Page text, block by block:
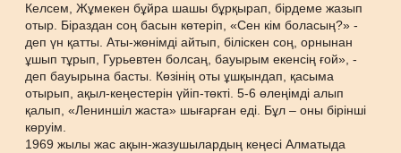
Келсем, Жұмекен бұйра шашы бұрқырап, бірдеме жазып
отыр. Біраздан соң басын көтеріп, «Сен кім боласың?» -
деп үн қатты. Аты-жөнімді айтып, біліскен соң, орнынан
ұшып тұрып, Гурьевтен болсаң, бауырым екенсің ғой», -
деп бауырына басты. Көзінің оты ұшқындап, қасыма
отырып, ақыл-кеңестерін үйіп-төкті. 5-6 өлеңімді алып
қалып, «Лениншіл жаста» шығарған еді. Бұл – оны бірінші
көруім.
1969 жылы жас ақын-жазушылардың кеңесі Алматыда